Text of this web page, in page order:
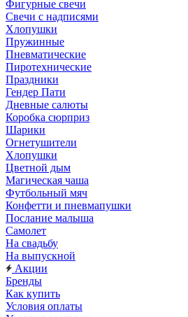
Фигурные свечи
Свечи с надписями
Хлопушки
Пружинные
Пневматические
Пиротехнические
Праздники
Гендер Пати
Дневные салюты
Коробка сюрприз
Шарики
Огнетушители
Хлопушки
Цветной дым
Магическая чаша
Футбольный мяч
Конфетти и пневмапушки
Послание малыша
Самолет
На свадьбу
На выпускной
Акции
Бренды
Как купить
Условия оплаты